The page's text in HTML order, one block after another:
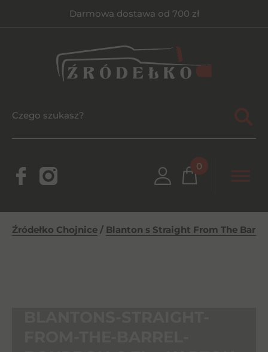
Darmowa dostawa od 700 zł
0
Źródełko Chojnice / Blanton s Straight From The